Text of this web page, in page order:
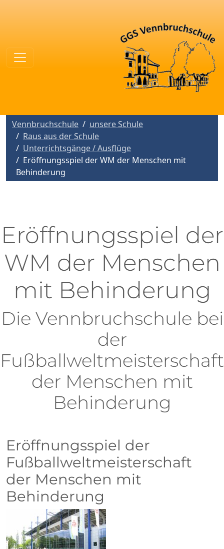
Vennbruchschule
unsere Schule
Raus aus der Schule
Unterrichtsgänge / Ausflüge
Eröffnungsspiel der WM der Menschen mit
Behinderung
Eröffnungsspiel der
WM der Menschen
mit Behinderung
Die Vennbruchschule bei
der
Fußballweltmeisterschaft
der Menschen mit
Behinderung
Eröffnungsspiel der
Fußballweltmeisterschaft
der Menschen mit
Behinderung